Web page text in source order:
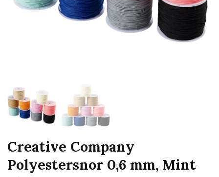
Creative Company
Polyestersnor 0,6 mm, Mint